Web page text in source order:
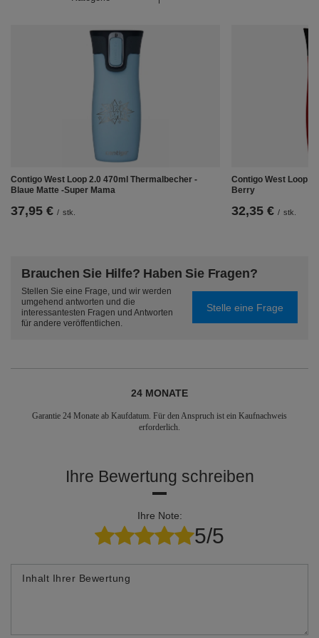
Contigo Huron 2.0 SnapSeal -
100% dicht
Das mit dem SnapSeal-System ausgestattete Huron 2.0
bietet viele Vorteile. Erstens gewährleistet es die
vollständige Dichtheit des Produkts. Sie können den
Becher also problemlos auf den Kopf stellen oder
horizontal legen, ohne dass der Kaffee ausläuft.
SnapSeal ermöglicht auch ein einfaches Öffnen mit
einem Klick, das Sie problemlos mit einer Hand
bedienen können, einen ergonomischen Trinkauslauf
und eine sehr einfache Reinigung (sowohl von Hand als
Contigo West Loop 2.0 470ml Thermalbecher -
Blaue Matte -Super Mama
37,95 € / stk.
Contigo West Loop
Berry
32,35 € / stk.
Brauchen Sie Hilfe? Haben Sie Fragen?
Stellen Sie eine Frage, und wir werden
umgehend antworten und die
interessantesten Fragen und Antworten
für andere veröffentlichen.
Stelle eine Frage
24 MONATE
Garantie 24 Monate ab Kaufdatum. Für den Anspruch ist ein Kaufnachweis
erforderlich.
Ihre Bewertung schreiben
Ihre Note:
5/5
Inhalt Ihrer Bewertung